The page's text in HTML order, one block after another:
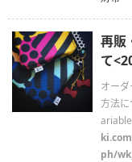
再販
て
オー
方法に
ph/